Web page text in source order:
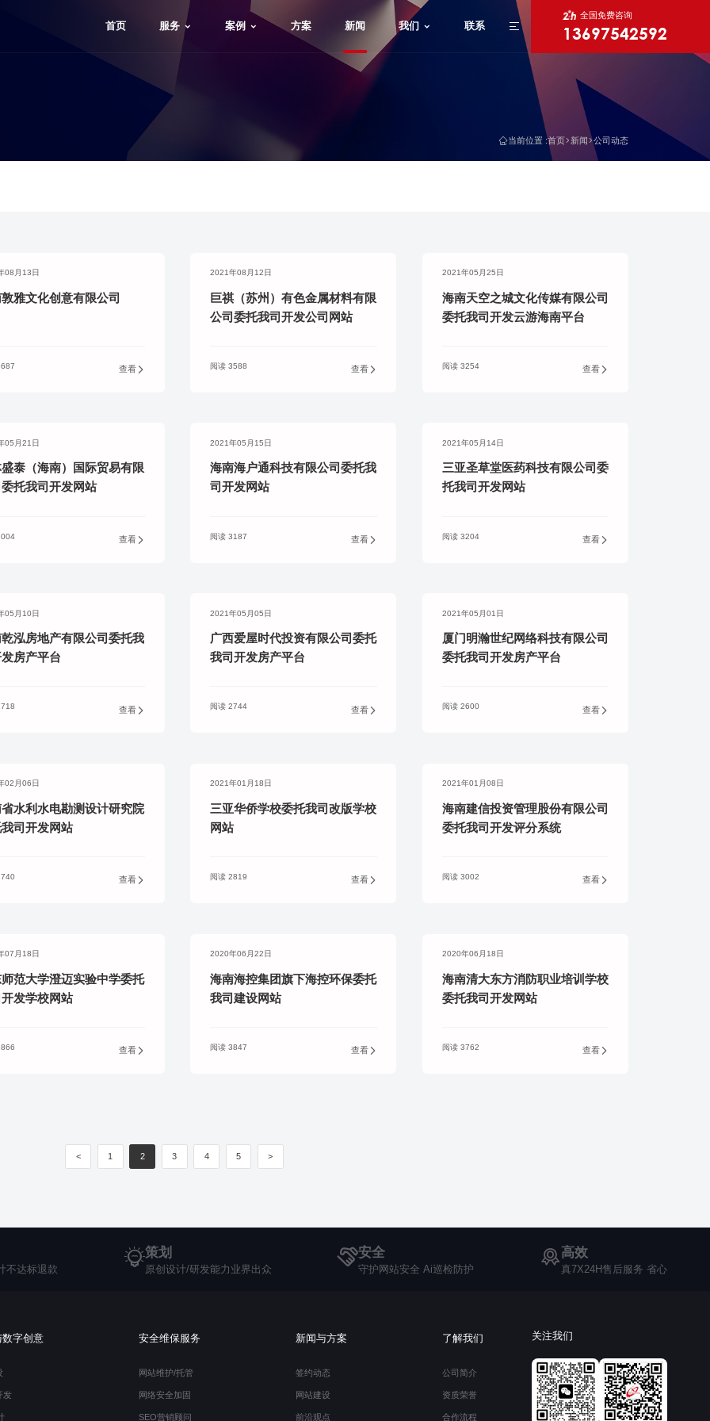
首页 服务 案例 方案 新闻 我们 联系
全国免费咨询
13697542592
派网站开发服务商
Hi，我们可以一起帮您解决,您目前需解决的问题!
当前位置 :首页 新闻 公司动态
08月13日
雅文化创意有限公司
查看
2021年08月12日
巨祺（苏州）有色金属材料有限
公司委托我司开发公司网站
阅读 3588 查看
2021年05月25日
海南天空之城文化传媒有限公司
委托我司开发云游海南平台
阅读 3254 查看
05月21日
泰（海南）国际贸易有限
托我司开发网站
查看
2021年05月15日
海南海户通科技有限公司委托我
司开发网站
阅读 3187 查看
2021年05月14日
三亚圣草堂医药科技有限公司委
托我司开发网站
阅读 3204 查看
05月10日
泓房地产有限公司委托我
房产平台
查看
2021年05月05日
广西爱屋时代投资有限公司委托
我司开发房产平台
阅读 2744 查看
2021年05月01日
厦门明瀚世纪网络科技有限公司
委托我司开发房产平台
阅读 2600 查看
02月06日
水利水电勘测设计研究院
司开发网站
查看
2021年01月18日
三亚华侨学校委托我司改版学校
网站
阅读 2819 查看
2021年01月08日
海南建信投资管理股份有限公司
委托我司开发评分系统
阅读 3002 查看
07月18日
范大学澄迈实验中学委托
发学校网站
查看
2020年06月22日
海南海控集团旗下海控环保委托
我司建设网站
阅读 3847 查看
2020年06月18日
海南清大东方消防职业培训学校
委托我司开发网站
阅读 3762 查看
< 1 2 3 4 5 >
不达标退款
策划
原创设计/研发能力业界出众
安全
守护网站安全 Ai巡检防护
高效
真7X24H售后服务 省心
字创意
发
安全维保服务
网站维护/托管
网络安全加固
SEO营销顾问
新闻与方案
签约动态
网站建设
前沿观点
了解我们
公司简介
资质荣誉
合作流程
关注我们